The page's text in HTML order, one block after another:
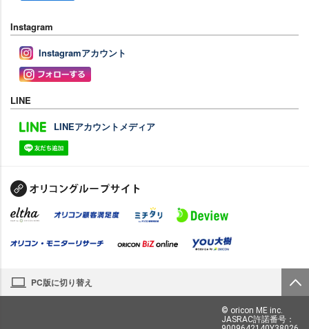
Instagram
Instagramアカウント
LINE
LINEアカウントメディア
PC版に切り替え
© oricon ME inc.
JASRAC許諾番号：